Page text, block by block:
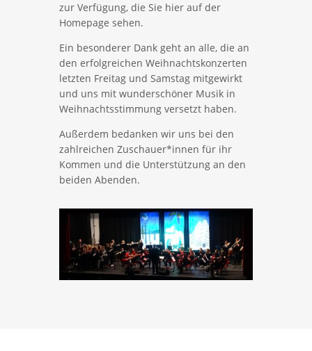
zur Verfügung, die Sie hier auf der
Homepage sehen.
Ein besonderer Dank geht an alle, die an
den erfolgreichen Weihnachtskonzerten
letzten Freitag und Samstag mitgewirkt
und uns mit wunderschöner Musik in
Weihnachtsstimmung versetzt haben.
Außerdem bedanken wir uns bei den
zahlreichen Zuschauer*innen für ihr
Kommen und die Unterstützung an den
beiden Abenden.